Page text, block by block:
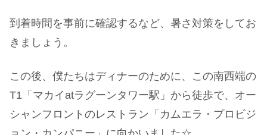
到着時間を事前に確認するなど、暑さ対策をしてお
きましょう。
この後、僕たちはディナーのために、この南西端の
T1「マカイatラグーンタワー駅」から徒歩で、オー
シャンフロントのレストラン「カムエラ・プロビジ